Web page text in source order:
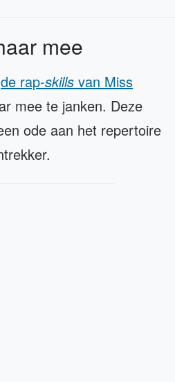
mee
de rap-skills van Miss
mee te janken. Deze
ode aan het repertoire